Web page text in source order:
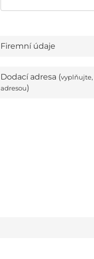
Firemní údaje
Dodací adresa (vyplňujte,
adresou)